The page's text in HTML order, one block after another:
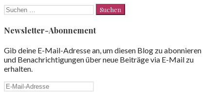
Suchen
nach:
Newsletter-Abonnement
Gib deine E-Mail-Adresse an, um diesen Blog zu abonnieren
und Benachrichtigungen über neue Beiträge via E-Mail zu
erhalten.
E-